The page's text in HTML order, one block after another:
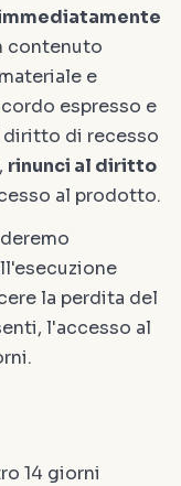
contenuto
e
espresso e
diritto di recesso
rinunci al diritto
al prodotto.
la perdita del
l'accesso al
14 giorni